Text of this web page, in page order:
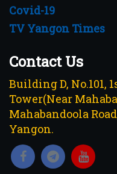
Covid-19
TV Yangon Times
Contact Us
Building D, No.101,
Tower(Near
Mahabandoola
Yangon.